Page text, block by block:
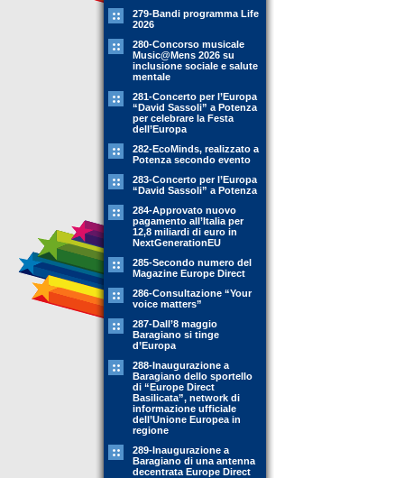
279-Bandi programma Life
2026
280-Concorso musicale
Music@Mens 2026 su
inclusione sociale e salute
mentale
281-Concerto per l’Europa
“David Sassoli” a Potenza
per celebrare la Festa
dell’Europa
282-EcoMinds, realizzato a
Potenza secondo evento
283-Concerto per l’Europa
“David Sassoli” a Potenza
284-Approvato nuovo
pagamento all’Italia per
12,8 miliardi di euro in
NextGenerationEU
285-Secondo numero del
Magazine Europe Direct
286-Consultazione “Your
voice matters”
287-Dall’8 maggio
Baragiano si tinge
d’Europa
288-Inaugurazione a
Baragiano dello sportello
di “Europe Direct
Basilicata”, network di
informazione ufficiale
dell’Unione Europea in
regione
289-Inaugurazione a
Baragiano di una antenna
decentrata Europe Direct